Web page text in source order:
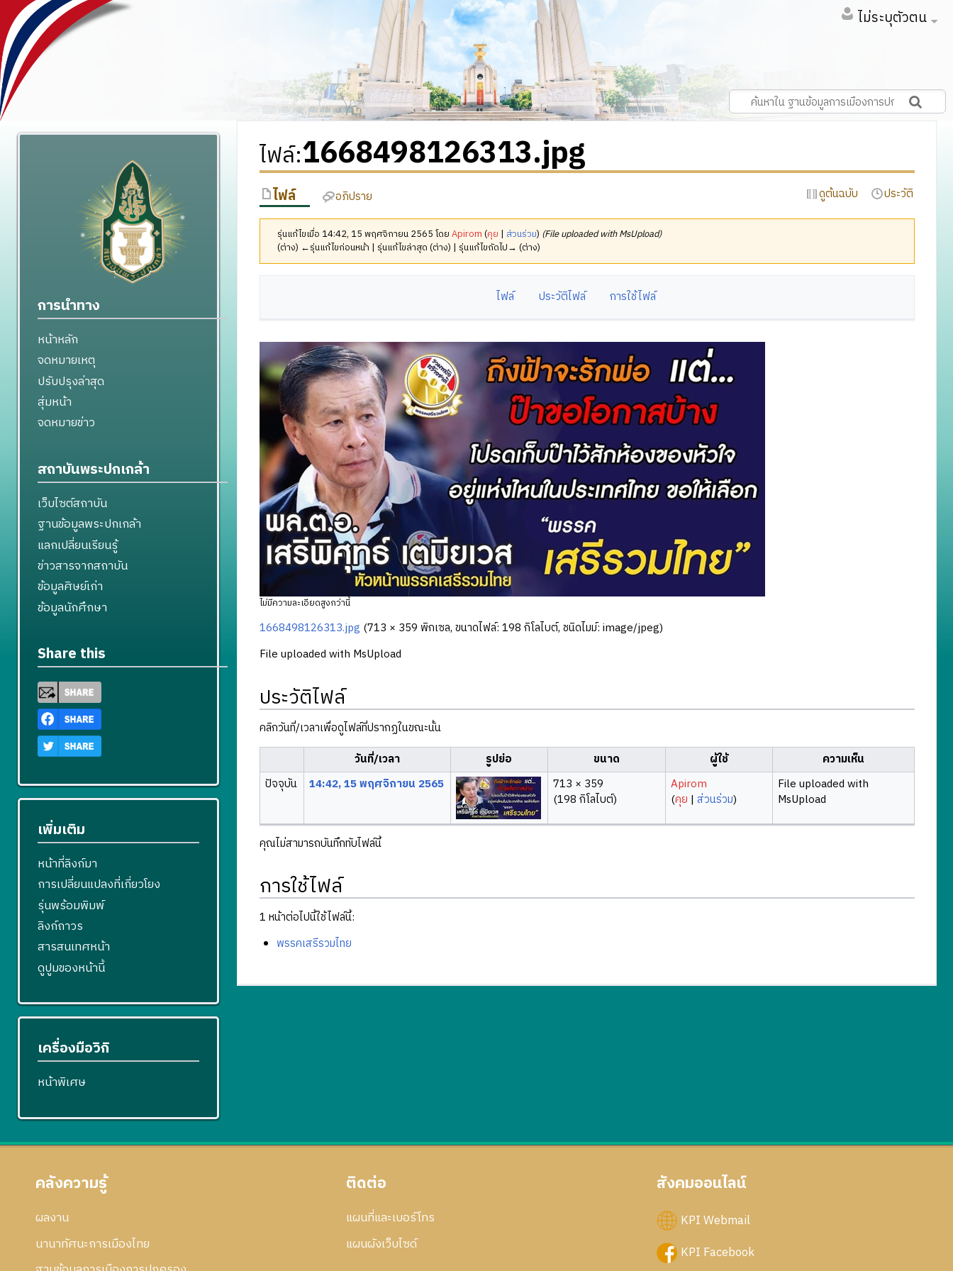
ไม่ระบุตัวตน
ไฟล์:1668498126313.jpg
ไฟล์ อภิปราย ดูต้นฉบับ ประวัติ
รุ่นแก้ไขเมื่อ 14:42, 15 พฤศจิกายน 2565 โดยApirom (คุย | ส่วนร่วม) (File uploaded with MsUpload)
(ต่าง) ←รุ่นแก้ไขก่อนหน้า | รุ่นแก้ไขล่าสุด (ต่าง) | รุ่นแก้ไขถัดไป→ (ต่าง)
ไฟล์ ประวัติไฟล์ การใช้ไฟล์
ไม่มีความละเอียดสูงกว่านี้
1668498126313.jpg (713 × 359 พิกเซล, ขนาดไฟล์: 198 กิโลไบต์, ชนิดไมม์: image/jpeg)
File uploaded with MsUpload
ประวัติไฟล์
คลิกวันที่/เวลาเพื่อดูไฟล์ที่ปรากฏในขณะนั้น
วันที่/เวลา
รูปย่อ ขนาด ผู้ใช้
ความเห็น
ปัจจุบัน
14:42, 15 พฤศจิกายน 2565
713 × 359
(198 กิโลไบต์)
Apirom
(คุย |ส่วนร่วม)
File uploaded with
MsUpload
คุณไม่สามารถบันทึกทับไฟล์นี้
การใช้ไฟล์
1 หน้าต่อไปนี้ใช้ไฟล์นี้:
พรรคเสรีรวมไทย
การนำทาง
หน้าหลัก
จดหมายเหตุ
ปรับปรุงล่าสุด
สุ่มหน้า
จดหมายข่าว
สถาบันพระปกเกล้า
เว็บไซต์สถาบัน
ฐานข้อมูลพระปกเกล้า
แลกเปลี่ยนเรียนรู้
ข่าวสารจากสถาบัน
ข้อมูลศิษย์เก่า
ข้อมูลนักศึกษา
Share this
เพิ่มเติม
หน้าที่ลิงก์มา
การเปลี่ยนแปลงที่เกี่ยวโยง
รุ่นพร้อมพิมพ์
ลิงก์ถาวร
สารสนเทศหน้า
ดูปูมของหน้านี้
เครื่องมือวิกิ
หน้าพิเศษ
คลังความรู้
ผลงาน
นานาทัศนะการเมืองไทย
ติดต่อ
แผนที่และเบอร์โทร
แผนผังเว็บไซด์
สังคมออนไลน์
KPI Webmail
KPI Facebook